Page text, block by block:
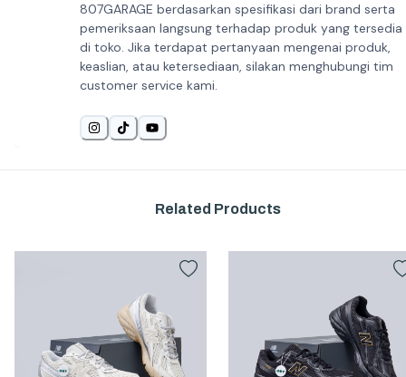
807GARAGE berdasarkan spesifikasi dari brand serta
pemeriksaan langsung terhadap produk yang tersedia
di toko. Jika terdapat pertanyaan mengenai produk,
keaslian, atau ketersediaan, silakan menghubungi tim
customer service kami.
Related Products